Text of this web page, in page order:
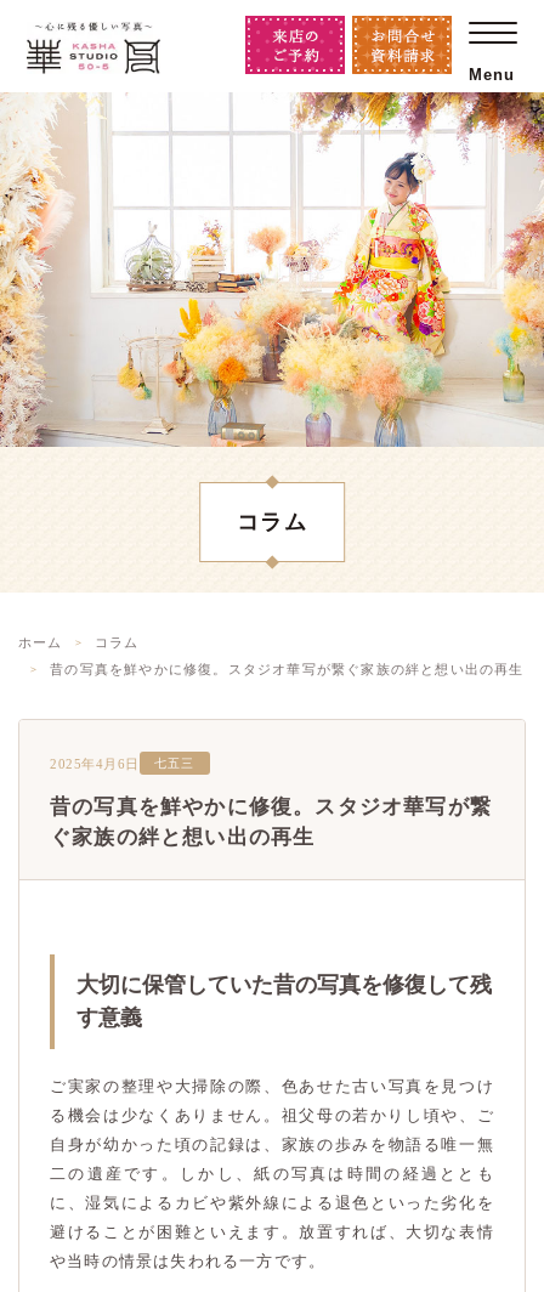
Menu
コラム
ホーム
コラム
昔の写真を鮮やかに修復。スタジオ華写が繋ぐ家族の絆と想い出の再生
2025年4月6日 七五三
昔の写真を鮮やかに修復。スタジオ華写が繋
ぐ家族の絆と想い出の再生
大切に保管していた昔の写真を修復して残
す意義
ご実家の整理や大掃除の際、色あせた古い写真を見つけ
る機会は少なくありません。祖父母の若かりし頃や、ご
自身が幼かった頃の記録は、家族の歩みを物語る唯一無
二の遺産です。しかし、紙の写真は時間の経過ととも
に、湿気によるカビや紫外線による退色といった劣化を
避けることが困難といえます。放置すれば、大切な表情
や当時の情景は失われる一方です。